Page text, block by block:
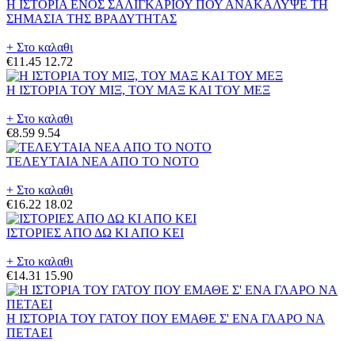
Η ΙΣΤΟΡΙΑ ΕΝΟΣ ΣΑΛΙΓΚΑΡΙΟΥ ΠΟΥ ΑΝΑΚΑΛΥΨΕ ΤΗ
ΣΗΜΑΣΙΑ ΤΗΣ ΒΡΑΔΥΤΗΤΑΣ
+ Στο καλαθι
€11.45 12.72
Η ΙΣΤΟΡΙΑ ΤΟΥ ΜΙΞ, ΤΟΥ ΜΑΞ ΚΑΙ ΤΟΥ ΜΕΞ
+ Στο καλαθι
€8.59 9.54
ΤΕΛΕΥΤΑΙΑ ΝΕΑ ΑΠΟ ΤΟ ΝΟΤΟ
+ Στο καλαθι
€16.22 18.02
ΙΣΤΟΡΙΕΣ ΑΠΟ ΔΩ ΚΙ ΑΠΟ ΚΕΙ
+ Στο καλαθι
€14.31 15.90
Η ΙΣΤΟΡΙΑ ΤΟΥ ΓΑΤΟΥ ΠΟΥ ΕΜΑΘΕ Σ' ΕΝΑ ΓΛΑΡΟ ΝΑ
ΠΕΤΑΕΙ